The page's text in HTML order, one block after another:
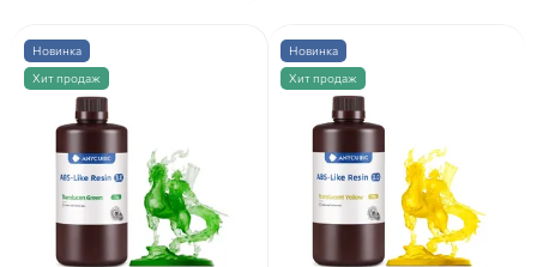
Новинка
Хит продаж
Новинка
Хит продаж